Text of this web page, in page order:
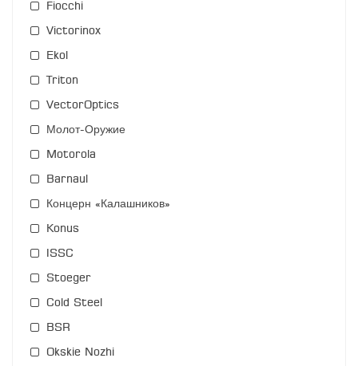
Fiocchi
Victorinox
Ekol
Triton
VectorOptics
Молот-Оружие
Motorola
Barnaul
Концерн «Калашников»
Konus
ISSC
Stoeger
Cold Steel
BSR
Okskie Nozhi